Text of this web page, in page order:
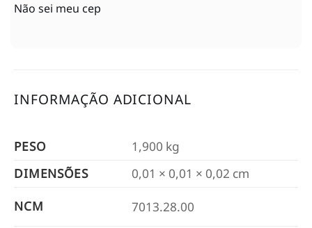
Não sei meu cep
INFORMAÇÃO ADICIONAL
PESO
1,900 kg
DIMENSÕES
0,01 × 0,01 × 0,02 cm
NCM 7013.28.00